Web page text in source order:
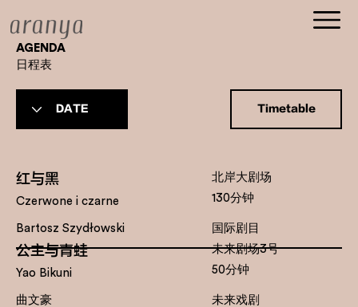
AGENDA
​日程表
Timetable
Bartosz Szydłowski
Czerwone i czarne
红与黑 北岸大剧场
国际剧目
130分钟
曲文豪
Yao Bikuni
公主与青蛙 未来剧场3号
未来戏剧
50分钟